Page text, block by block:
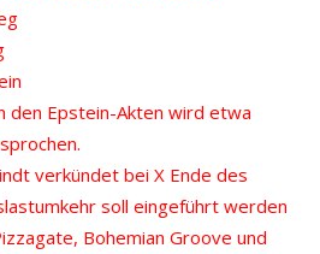
den Epstein-Akten wird etwa
verkündet bei X Ende des
soll eingeführt werden
Bohemian Groove und